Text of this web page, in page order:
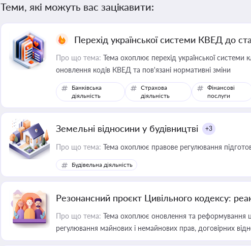
Теми, які можуть вас зацікавити:
Перехід української системи КВЕД до
Про що тема: Тема охоплює перехід української системи
оновлення кодів КВЕД та пов'язані нормативні зміни
Банківська
діяльність
Страхова
діяльність
Фінансові
послуги
Земельні відносини у будівництві +3
Про що тема: Тема охоплює правове регулювання
Будівельна діяльність
Резонансний проєкт Цивільного кодексу:
Про що тема: Тема охоплює оновлення та реформування
регулювання майнових і немайнових прав, договірних